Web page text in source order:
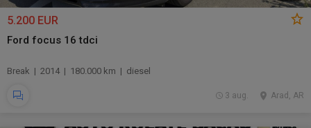
5.200 EUR
Ford focus 16 tdci
Break | 2014 | 180.000 km | diesel
Arad, AR
3 aug.